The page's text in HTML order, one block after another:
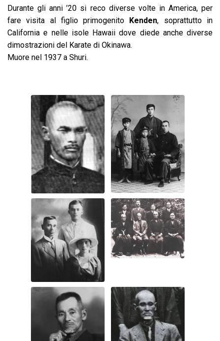
Durante gli anni ’20 si reco diverse volte in America, per
fare visita al figlio primogenito Kenden, soprattutto in
California e nelle isole Hawaii dove diede anche diverse
dimostrazioni del Karate di Okinawa.
Muore nel 1937 a Shuri.